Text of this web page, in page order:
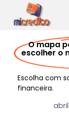
O mapa
escolher o
Escolha com
financeira.
abril